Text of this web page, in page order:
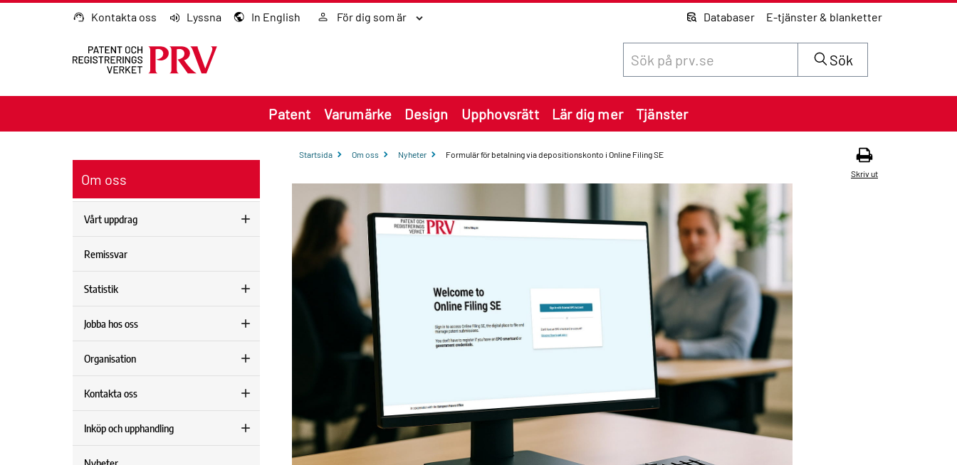
Gå till innehållet Kontakta oss Lyssna In English För dig som är Databaser E-tjänster & blanketter
Sök
Patent Varumärke Design Upphovsrätt Lär dig mer Tjänster
Om oss
Vårt uppdrag
Remissvar
Statistik
Jobba hos oss
Organisation
Kontakta oss
Inköp och upphandling
Startsida Om oss Nyheter
Formulär för betalning via depositionskonto i Online Filing SE
Skriv ut